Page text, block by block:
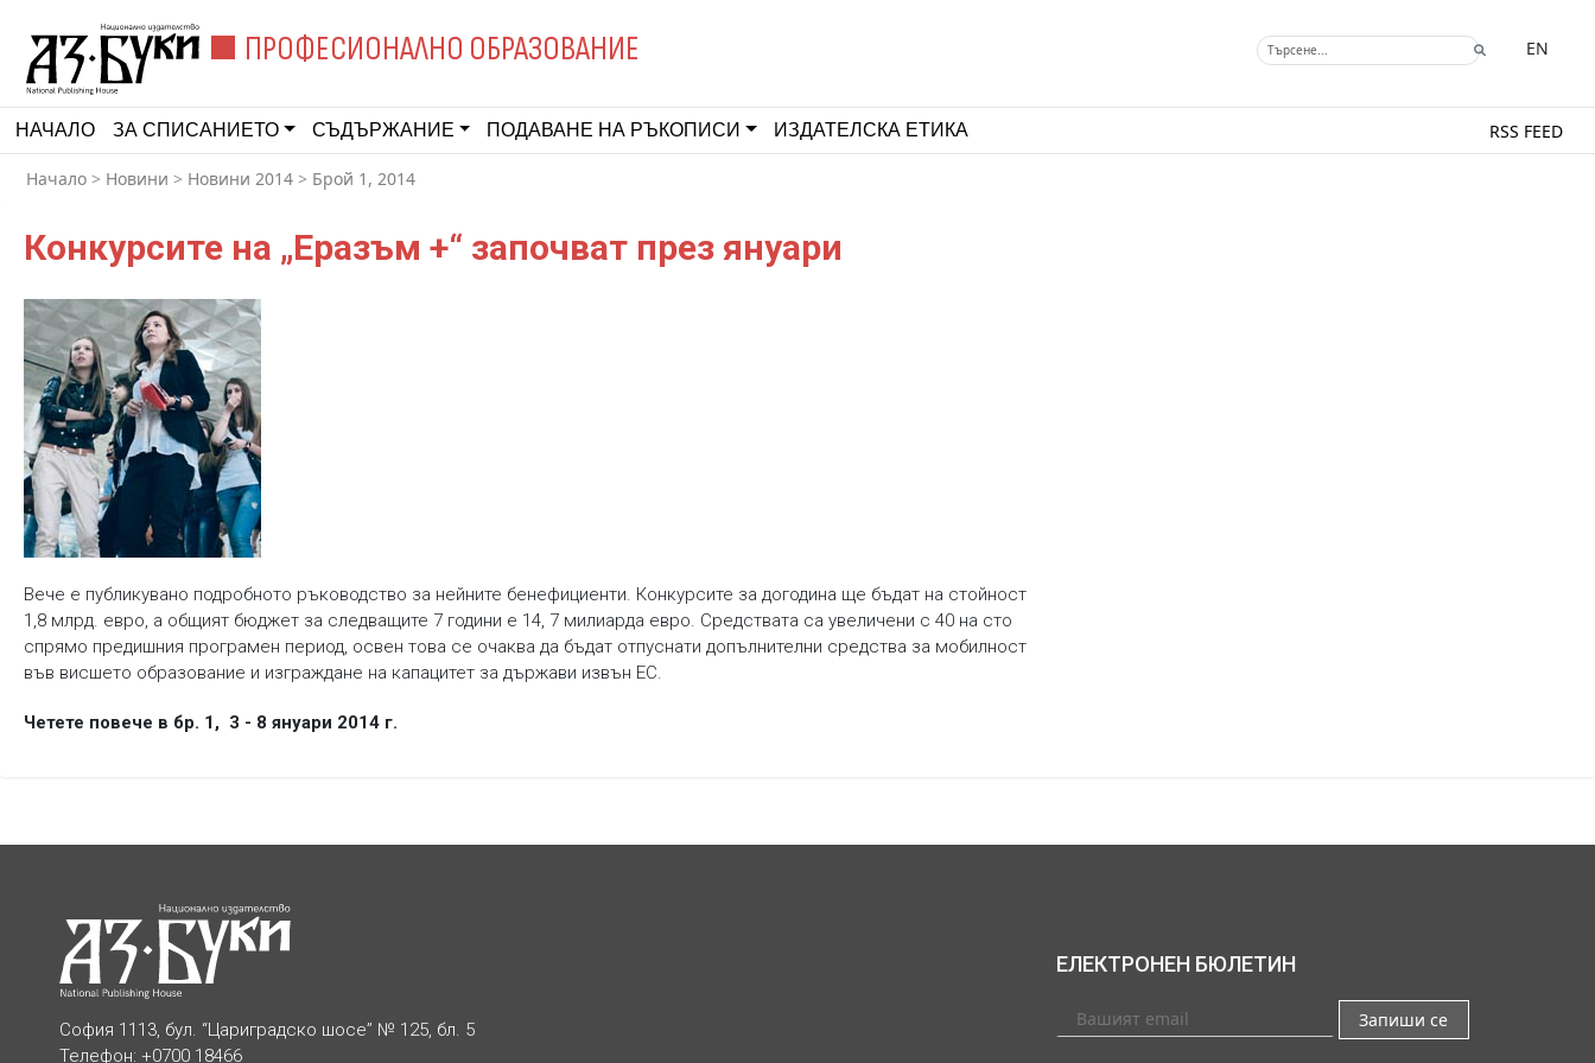
ПРОФЕСИОНАЛНО ОБРАЗОВАНИЕ EN
НАЧАЛО ЗА СПИСАНИЕТО СЪДЪРЖАНИЕ ПОДАВАНЕ НА РЪКОПИСИ ИЗДАТЕЛСКА ЕТИКА RSS FEED
Начало > Новини > Новини 2014 > Брой 1, 2014
Конкурсите на „Еразъм +“ започват през януари
Вече е публикувано подробното ръководство за нейните бенефициенти. Конкурсите за догодина ще бъдат на стойност
1,8 млрд. евро, а общият бюджет за следващите 7 години е 14, 7 милиарда евро. Средствата са увеличени с 40 на сто
спрямо предишния програмен период, освен това се очаква да бъдат отпуснати допълнителни средства за мобилност
във висшето образование и изграждане на капацитет за държави извън ЕС.
Четете повече в бр. 1, 3 - 8 януари 2014 г.
София 1113, бул. “Цариградско шосе” № 125, бл. 5
Телефон: +0700 18466
ЕЛЕКТРОНЕН БЮЛЕТИН
Запиши се